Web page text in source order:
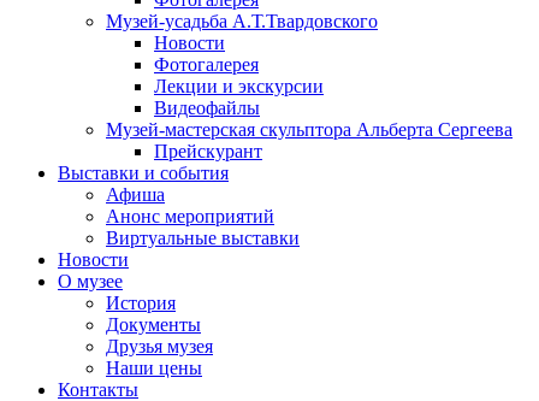
Музей-усадьба А.Т.Твардовского
Новости
Фотогалерея
Лекции и экскурсии
Видеофайлы
Музей-мастерская скульптора Альберта Сергеева
Прейскурант
Выставки и события
Афиша
Анонс мероприятий
Виртуальные выставки
Новости
О музее
История
Документы
Друзья музея
Наши цены
Контакты